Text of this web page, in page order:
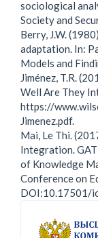
sociological
Society and
Berry, J.W.
adaptation. In:
Models and
Jiménez, T.R.
Well Are They
https://
Jimenez.pdf.
Mai, Le Thi.
Integration.
of Knowledge
Conference on
DOI:10.17501/